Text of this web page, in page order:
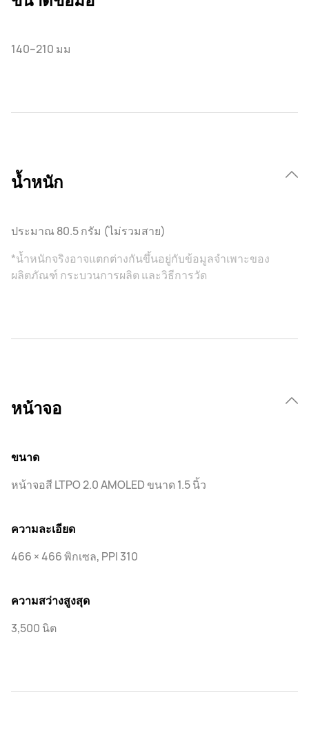
140–210 มม
น้ำหนัก
ประมาณ 80.5 กรัม (ไม่รวมสาย)
*น้ำหนักจริงอาจแตกต่างกันขึ้นอยู่กับข้อมูลจําเพาะของ
ผลิตภัณฑ์ กระบวนการผลิต และวิธีการวัด
หน้าจอ
ขนาด
หน้าจอสี LTPO 2.0 AMOLED ขนาด 1.5 นิ้ว
ความละเอียด
466 × 466 พิกเซล, PPI 310
ความสว่างสูงสุด
3,500 นิต